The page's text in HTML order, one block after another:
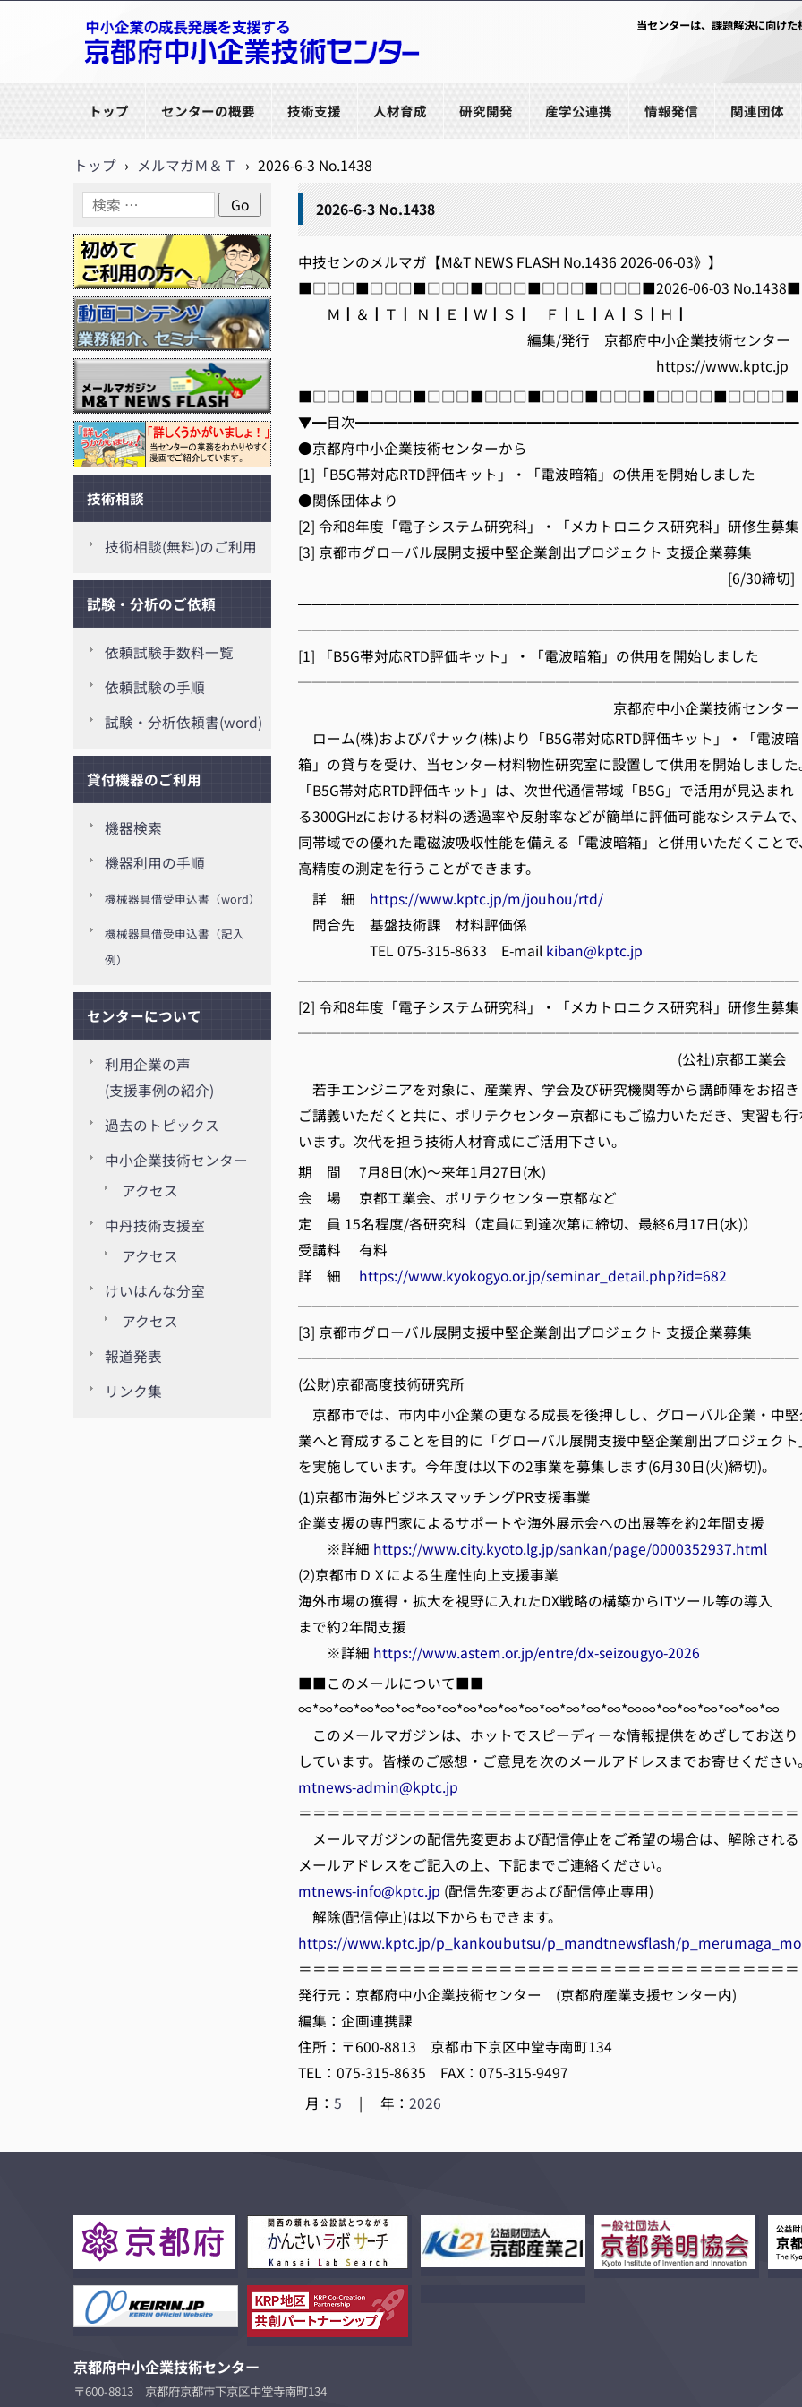
当センターは、課題解決に向け
トップ センターの概要 技術支援 人材育成 研究開発 産学公連携 情報発信 関連団体
トップ › メルマガＭ＆Ｔ › 2026-6-3 No.1438
2026-6-3 No.1438
中技センのメルマガ【M&T NEWS FLASH No.1436 2026-06-03》】
■□□□■□□□■□□□■□□□■□□□■□□□■2026-06-03 No.1438■
Ｍ┃＆┃Ｔ┃ Ｎ┃Ｅ┃Ｗ┃Ｓ┃ Ｆ┃Ｌ┃Ａ┃Ｓ┃Ｈ┃
編集/発行 京都府中小企業技術センター
https://www.kptc.jp
■□□□■□□□■□□□■□□□■□□□■□□□■□□□□■□□□□■
▼━目次━━━━━━━━━━━━━━━━━━━━━━━━━━━━━━━
●京都府中小企業技術センターから
[1]「B5G帯対応RTD評価キット」・「電波暗箱」の供用を開始しました
●関係団体より
[2] 令和8年度「電子システム研究科」・「メカトロニクス研究科」研修生募集
[3] 京都市グローバル展開支援中堅企業創出プロジェクト 支援企業募集
[6/30締切]
━━━━━━━━━━━━━━━━━━━━━━━━━━━━━━━━━━━
───────────────────────────────────
[1] 「B5G帯対応RTD評価キット」・「電波暗箱」の供用を開始しました
───────────────────────────────────
京都府中小企業技術センター
ローム(株)およびパナック(株)より「B5G帯対応RTD評価キット」・「電波暗
箱」の貸与を受け、当センター材料物性研究室に設置して供用を開始しまし
「B5G帯対応RTD評価キット」は、次世代通信帯域「B5G」で活用が見込まれ
る300GHzにおける材料の透過率や反射率などが簡単に評価可能なシステムで
同帯域での優れた電磁波吸収性能を備える「電波暗箱」と併用いただくこと
高精度の測定を行うことができます。
詳 細 https://www.kptc.jp/m/jouhou/rtd/
問合先 基盤技術課 材料評価係
TEL 075-315-8633 E-mail kiban@kptc.jp
───────────────────────────────────
[2] 令和8年度「電子システム研究科」・「メカトロニクス研究科」研修生募集
───────────────────────────────────
(公社)京都工業会
若手エンジニアを対象に、産業界、学会及び研究機関等から講師陣をお招
ご講義いただくと共に、ポリテクセンター京都にもご協力いただき、実習も
います。次代を担う技術人材育成にご活用下さい。
期 間 7月8日(水)～来年1月27日(水)
会 場 京都工業会、ポリテクセンター京都など
定 員 15名程度/各研究科（定員に到達次第に締切、最終6月17日(水)）
受講料 有料
詳 細 https://www.kyokogyo.or.jp/seminar_detail.php?id=682
───────────────────────────────────
[3] 京都市グローバル展開支援中堅企業創出プロジェクト 支援企業募集
───────────────────────────────────
(公財)京都高度技術研究所
京都市では、市内中小企業の更なる成長を後押しし、グローバル企業・中
業へと育成することを目的に「グローバル展開支援中堅企業創出プロジェク
を実施しています。今年度は以下の2事業を募集します(6月30日(火)締切)。
(1)京都市海外ビジネスマッチングPR支援事業
企業支援の専門家によるサポートや海外展示会への出展等を約2年間支援
※詳細 https://www.city.kyoto.lg.jp/sankan/page/0000352937.html
(2)京都市ＤＸによる生産性向上支援事業
海外市場の獲得・拡大を視野に入れたDX戦略の構築からITツール等の導入
まで約2年間支援
※詳細 https://www.astem.or.jp/entre/dx-seizougyo-2026
■■このメールについて■■
∞*∞*∞*∞*∞*∞*∞*∞*∞*∞*∞*∞*∞*∞*∞*∞*∞∞*∞*∞*∞*∞*∞*∞
このメールマガジンは、ホットでスピーディーな情報提供をめざしてお送り
しています。皆様のご感想・ご意見を次のメールアドレスまでお寄せください
mtnews-admin@kptc.jp
＝＝＝＝＝＝＝＝＝＝＝＝＝＝＝＝＝＝＝＝＝＝＝＝＝＝＝＝＝＝＝＝＝＝＝
メールマガジンの配信先変更および配信停止をご希望の場合は、解除される
メールアドレスをご記入の上、下記までご連絡ください。
mtnews-info@kptc.jp (配信先変更および配信停止専用)
解除(配信停止)は以下からもできます。
https://www.kptc.jp/p_kankoubutsu/p_mandtnewsflash/
＝＝＝＝＝＝＝＝＝＝＝＝＝＝＝＝＝＝＝＝＝＝＝＝＝＝＝＝＝＝＝＝＝＝＝
発行元：京都府中小企業技術センター (京都府産業支援センター内)
編集：企画連携課
住所：〒600-8813 京都市下京区中堂寺南町134
TEL：075-315-8635 FAX：075-315-9497
月： 5 | 年：2026
技術相談
技術相談(無料)のご利用
試験・分析のご依頼
依頼試験手数料一覧
依頼試験の手順
試験・分析依頼書(word)
貸付機器のご利用
機器検索
機器利用の手順
機械器具借受申込書（word）
機械器具借受申込書（記入
例）
センターについて
利用企業の声
(支援事例の紹介)
過去のトピックス
中小企業技術センター
アクセス
中丹技術支援室
アクセス
けいはんな分室
アクセス
報道発表
リンク集
京都府中小企業技術センター
〒600-8813 京都府京都市下京区中堂寺南町134